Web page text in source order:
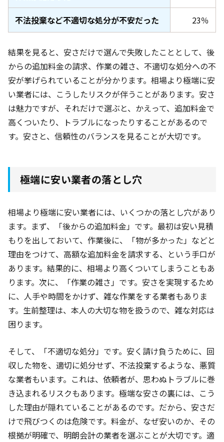
不法投棄など不適切な処分が不安だった 23％
結果を見ると、安さだけで選んで失敗したこととして、後
からの追加料金の請求、作業の雑さ、不適切な処分への不
安が挙げられていることが分かります。相場より極端に安
い業者には、こうしたリスクが伴うことがあります。安さ
は魅力ですが、それだけで選ぶと、かえって、追加料金で
高くついたり、トラブルになったりすることがあるので
す。安さと、信頼性のバランスを見ることが大切です。
極端に安い業者の落とし穴
相場より極端に安い業者には、いくつかの落とし穴があり
ます。まず、「後からの追加料金」です。最初は安い見積
もりを出しておいて、作業後に、「物が多かった」などと
理由をつけて、高額な追加料金を請求する、という手口が
あります。結果的に、相場より高くついてしまうこともあ
ります。次に、「作業の雑さ」です。安さを実現するため
に、人手や時間をかけず、雑な作業をする業者もありま
す。生前整理は、本人の大切な物を扱うので、雑な対応は
困ります。
そして、「不適切な処分」です。安く請け負うために、回
収した物を、適切に処分せず、不法投棄するような、悪質
な業者もいます。これは、依頼者が、思わぬトラブルに巻
き込まれるリスクもあります。極端な安さの裏には、こう
した理由が隠れていることがあるのです。だから、安さだ
けで飛びつくのは危険です。料金が、なぜ安いのか、その
根拠が明確で、明朗会計の業者を選ぶことが大切です。適